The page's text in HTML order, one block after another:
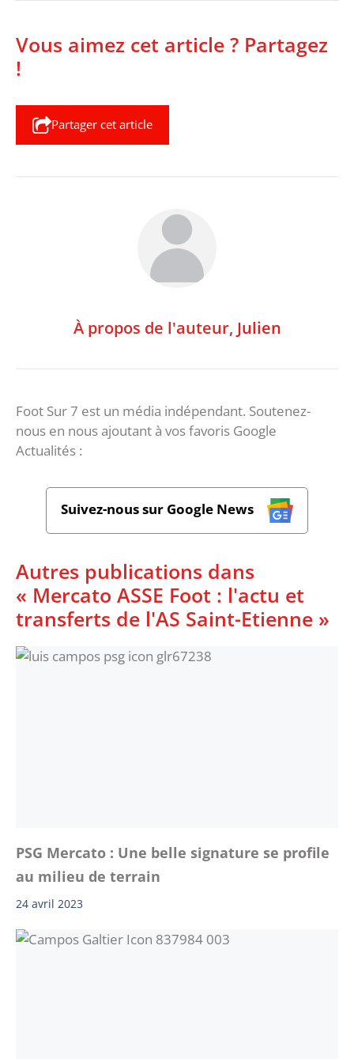
Vous aimez cet article ? Partagez
!
Partager cet article
À propos de l'auteur, Julien
Foot Sur 7 est un média indépendant. Soutenez-
nous en nous ajoutant à vos favoris Google
Actualités :
Suivez-nous sur Google News
Autres publications dans
« Mercato ASSE Foot : l'actu et
transferts de l'AS Saint-Etienne »
PSG Mercato : Une belle signature se profile
au milieu de terrain
24 avril 2023